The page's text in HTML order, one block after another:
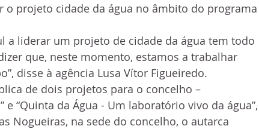
o projeto cidade da água no âmbito do programa
a liderar um projeto de cidade da água tem todo
que, neste momento, estamos a trabalhar
disse à agência Lusa Vítor Figueiredo.
de dois projetos para o concelho –
e “Quinta da Água - Um laboratório vivo da água”,
Nogueiras, na sede do concelho, o autarca